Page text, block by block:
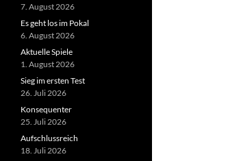
7. August 2026
Es geht los im Pokal
6. August 2026
Aktuelle Spiele
1. August 2026
Sieg im ersten Test
26. Juli 2026
Konsequenter
25. Juli 2026
Aufschlussreich
18. Juli 2026